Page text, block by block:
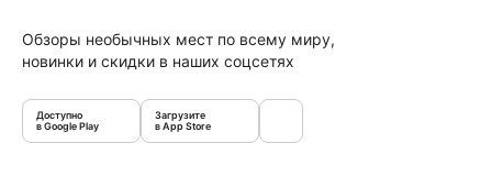
Обзоры необычных мест по всему миру,
новинки и скидки в наших соцсетях
Доступно
в Google Play
Загрузите
в App Store